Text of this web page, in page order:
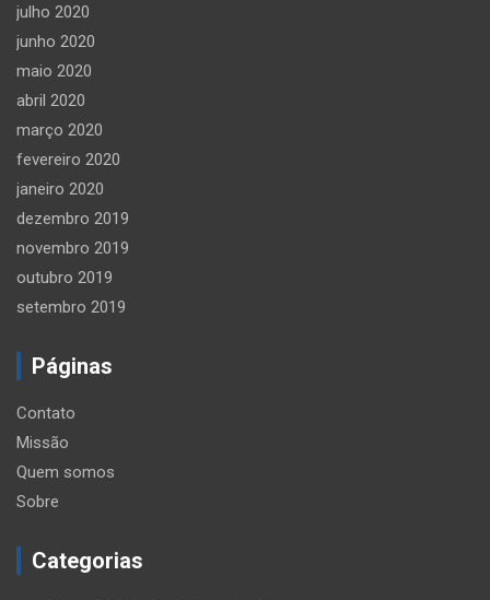
julho 2020
junho 2020
maio 2020
abril 2020
março 2020
fevereiro 2020
janeiro 2020
dezembro 2019
novembro 2019
outubro 2019
setembro 2019
Páginas
Contato
Missão
Quem somos
Sobre
Categorias